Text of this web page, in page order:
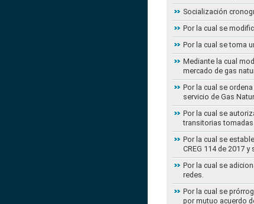
Socialización
Por la cual se
Por la cual se toma
Mediante la cual
mercado de gas
Por la cual se
servicio de Gas
Por la cual se
transitorias tomadas
Por la cual se
CREG 114 de 2017
Por la cual se
redes.
Por la cual se
por mutuo acuerdo